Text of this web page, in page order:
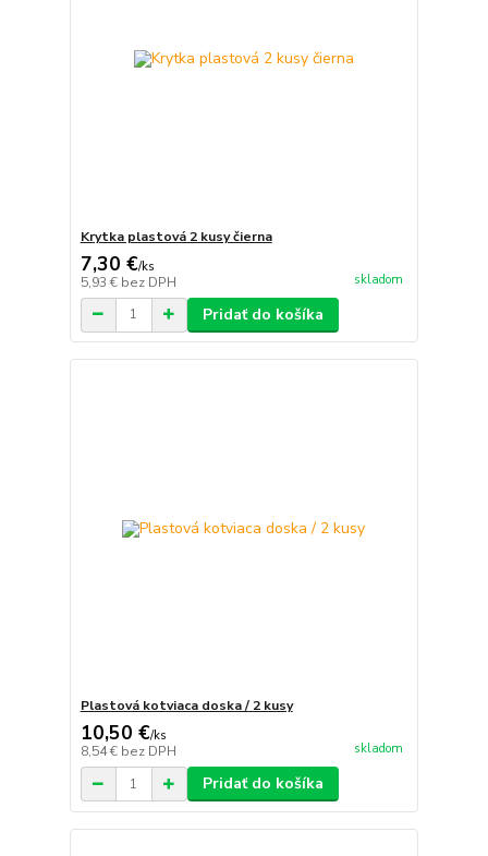
Krytka plastová 2 kusy čierna
7,30 €/ks
5,93 € bez DPH skladom
Pridať do košíka
Plastová kotviaca doska / 2 kusy
10,50 €/ks
8,54 € bez DPH skladom
Pridať do košíka